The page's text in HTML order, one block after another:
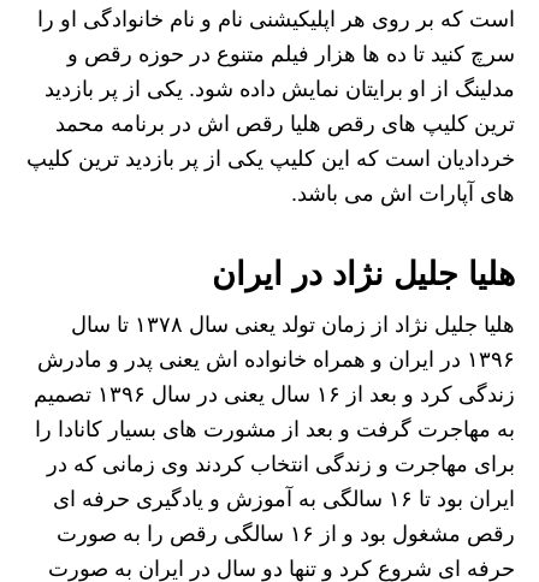
است که بر روی هر اپلیکیشنی نام و نام خانوادگی او را
سرچ کنید تا ده ها هزار فیلم متنوع در حوزه رقص و
مدلینگ از او برایتان نمایش داده شود. یکی از پر بازدید
ترین کلیپ های رقص هلیا رقص اش در برنامه محمد
خردادیان است که این کلیپ یکی از پر بازدید ترین کلیپ
های آپارات اش می باشد.
هلیا جلیل نژاد در ایران
هلیا جلیل نژاد از زمان تولد یعنی سال ۱۳۷۸ تا سال
۱۳۹۶ در ایران و همراه خانواده‌ اش یعنی پدر و مادرش
زندگی کرد و بعد از ۱۶ سال یعنی در سال ۱۳۹۶ تصمیم
به مهاجرت گرفت و بعد از مشورت های بسیار کانادا را
برای مهاجرت و زندگی انتخاب کردند وی زمانی که در
ایران بود تا ۱۶ سالگی به آموزش و یادگیری حرفه ای
رقص مشغول بود و از ۱۶ سالگی رقص را به صورت
حرفه ای شروع کرد و تنها دو سال در ایران به صورت